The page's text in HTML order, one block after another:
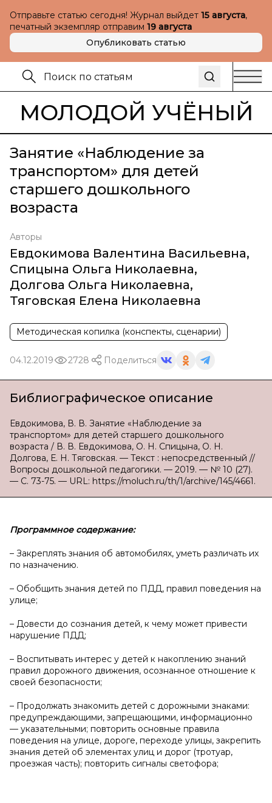
Отправьте статью сегодня! Журнал выйдет 15 августа,
печатный экземпляр отправим 19 августа
Опубликовать статью
МОЛОДОЙ УЧЁНЫЙ
Занятие «Наблюдение за
транспортом» для детей
старшего дошкольного
возраста
Авторы
Евдокимова Валентина Васильевна,
Спицына Ольга Николаевна,
Долгова Ольга Николаевна,
Тяговская Елена Николаевна
Методическая копилка (конспекты, сценарии)
04.12.2019 2728 Поделиться
Библиографическое описание
Евдокимова, В. В. Занятие «Наблюдение за
транспортом» для детей старшего дошкольного
возраста / В. В. Евдокимова, О. Н. Спицына, О. Н.
Долгова, Е. Н. Тяговская. — Текст : непосредственный //
Вопросы дошкольной педагогики. — 2019. — № 10 (27).
— С. 73-75. — URL: https://moluch.ru/th/1/archive/145/4661.
Программное содержание:
– Закреплять знания об автомобилях, уметь различать их
по назначению.
– Обобщить знания детей по ПДД, правил поведения на
улице;
– Довести до сознания детей, к чему может привести
нарушение ПДД;
– Воспитывать интерес у детей к накоплению знаний
правил дорожного движения, осознанное отношение к
своей безопасности;
– Продолжать знакомить детей с дорожными знаками:
предупреждающими, запрещающими, информационно
— указательными; повторить основные правила
поведения на улице, дороге, переходе улицы, закрепить
знания детей об элементах улиц и дорог (тротуар,
проезжая часть); повторить сигналы светофора;